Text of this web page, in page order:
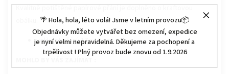
🌴 Hola, hola, léto volá! Jsme v letním provozu📦
Objednávky můžete vytvářet bez omezení, expedice
je nyní velmi nepravidelná. Děkujeme za pochopení a
trpělivost ! Plný provoz bude znovu od 1.9.2026
Kvalitně potištěné papírové přání je doplněno o kraftovou
velikost přání: 17 x 12 cm